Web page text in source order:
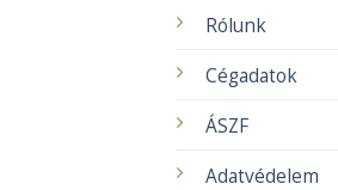
Rólunk
Cégadatok
ÁSZF
Adatvédelem